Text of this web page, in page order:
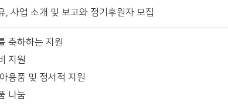
, 사업 소개 및 보고와 정기후원자 모집
축하하는 지원
지원
용품 및 정서적 지원
나눔